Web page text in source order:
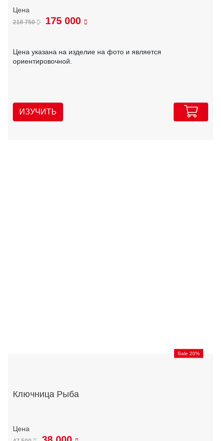
218 750 175 000
Цена указана на изделие на фото и является
ориентировочной.
ИЗУЧИТЬ
Sale 20%
Ключница Рыба